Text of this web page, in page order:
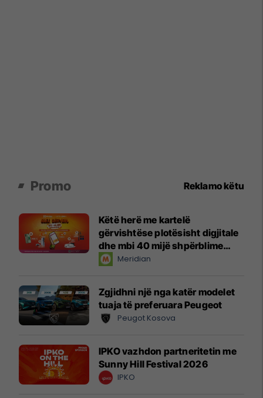
Promo Reklamo këtu
Këtë herë me kartelë
gërvishtëse plotësisht digjitale
dhe mbi 40 mijë shpërblime
instant!Meridian
Zgjidhni një nga katër modelet
tuaja të preferuara Peugeot
Peugot Kosova
IPKO vazhdon partneritetin me
Sunny Hill Festival 2026
IPKO